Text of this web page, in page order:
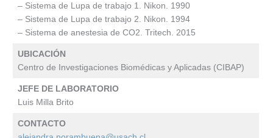
– Sistema de Lupa de trabajo 1. Nikon. 1990
– Sistema de Lupa de trabajo 2. Nikon. 1994
– Sistema de anestesia de CO2. Tritech. 2015
UBICACIÓN
Centro de Investigaciones Biomédicas y Aplicadas (CIBAP)
JEFE DE LABORATORIO
Luis Milla Brito
CONTACTO